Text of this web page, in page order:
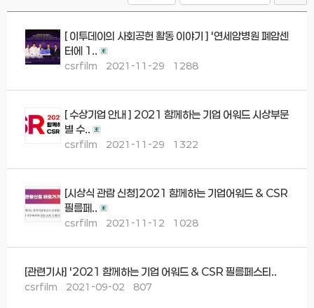
[ 이투데이의 사회공헌 활동 이야기 ] '연세암병원 폐암센
터에 1..
csrfilm 2021-11-29 1288
[ 수상기업 안내 ] 2021 함께하는 기업 어워드 시상부문
별 수..
csrfilm 2021-11-29 1322
[시상식 관람 신청]2021 함께하는 기업어워드 & CSR
필름페..
csrfilm 2021-11-12 1028
[관련기사] '2021 함께하는 기업 어워드 & CSR 필름페스티..
csrfilm 2021-09-02 807